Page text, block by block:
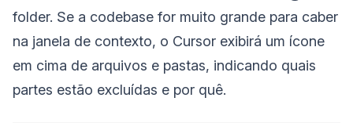
folder. Se a codebase for muito grande para caber
na janela de contexto, o Cursor exibirá um ícone
em cima de arquivos e pastas, indicando quais
partes estão excluídas e por quê.